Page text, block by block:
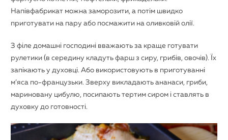
Напівфабрикат можна заморозити, а потім швидко
приготувати на пару або посмажити на оливковій олії.
З філе домашні господині вважають за краще готувати
рулетики (в середину кладуть фарш з сиру, грибів, овочів). Їх
запікають у духовці. Або використовують в приготуванні
м’яса по-французьки. Зверху викладають ананаси, гриби,
мариновану цибулю, посипають тертим сиром і ставлять в
духовку до готовності.